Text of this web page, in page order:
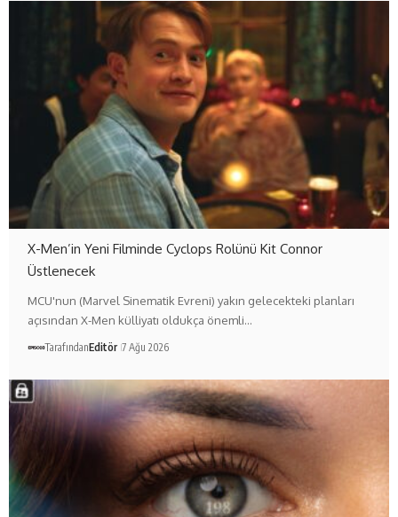
X-Men’in Yeni Filminde Cyclops Rolünü Kit Connor
Üstlenecek
MCU'nun (Marvel Sinematik Evreni) yakın gelecekteki planları
açısından X-Men külliyatı oldukça önemli…
TarafındanEditör 7 Ağu 2026